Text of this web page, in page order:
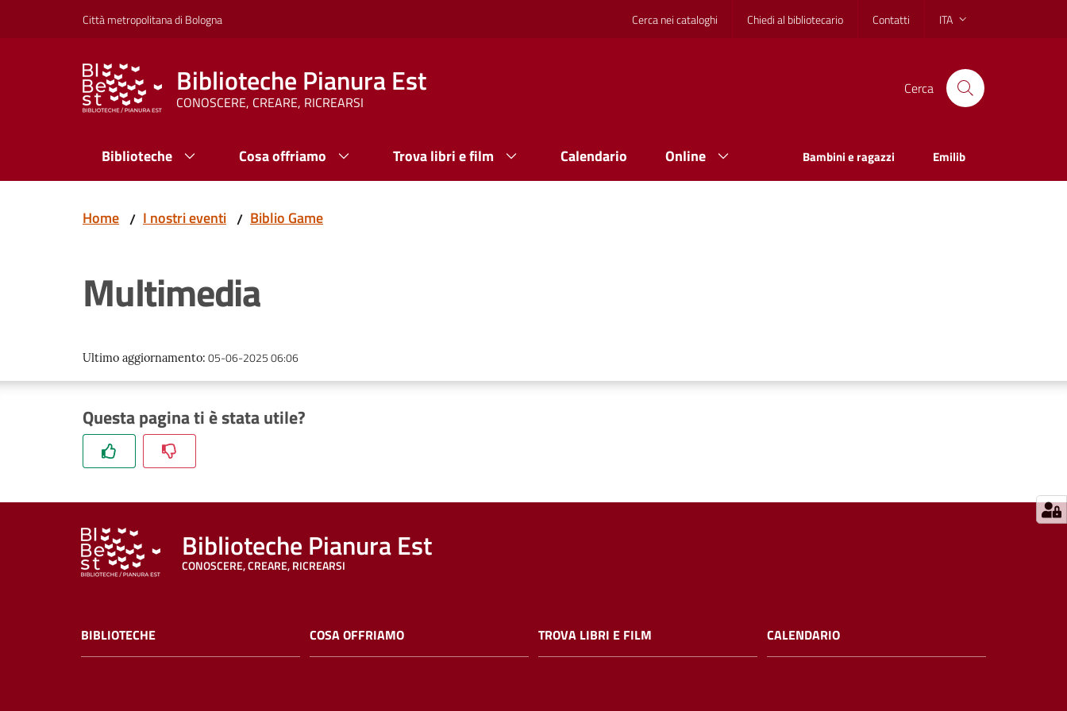
Vai al contenuto
Vai alla navigazioneCittà metropolitana di Bologna Cerca nei cataloghi Chiedi al bibliotecario Contatti ITA
Biblioteche Pianura Est
CONOSCERE, CREARE, RICREARSI
Cerca
Biblioteche Cosa offriamo Trova libri e film Calendario Online Bambini e ragazzi Emilib
Home / I nostri eventi / Biblio Game
Multimedia
Ultimo aggiornamento: 05-06-2025 06:06
Questa pagina ti è stata utile?
Biblioteche Pianura Est
CONOSCERE, CREARE, RICREARSI
BIBLIOTECHE COSA OFFRIAMO TROVA LIBRI E FILM CALENDARIO